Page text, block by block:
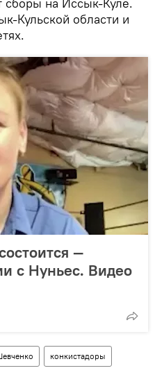
Кульской области и
—
с Нуньес. Видео
конкистадоры